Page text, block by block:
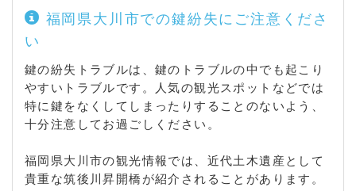
福岡県大川市での鍵紛失にご注意くださ
い
鍵の紛失トラブルは、鍵のトラブルの中でも起こり
やすいトラブルです。人気の観光スポットなどでは
特に鍵をなくしてしまったりすることのないよう、
十分注意してお過ごしください。
福岡県大川市の観光情報では、近代土木遺産として
貴重な筑後川昇開橋が紹介されることがあります。